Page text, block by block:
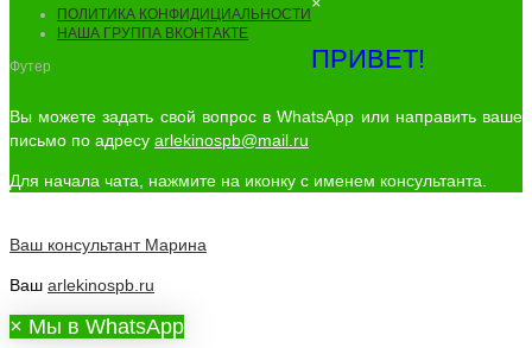
ПОЛИТИКА КОНФИДИЦИАЛЬНОСТИ
НАША ГРУППА ВКОНТАКТЕ
Футер
ПРИВЕТ!
Вы можете задать свой вопрос в WhatsApp или направить ваше
письмо по адресу arlekinospb@mail.ru
Для начала чата, нажмите на иконку с именем консультанта.
Ваш консультант Марина
Ваш arlekinospb.ru
× Мы в WhatsApp